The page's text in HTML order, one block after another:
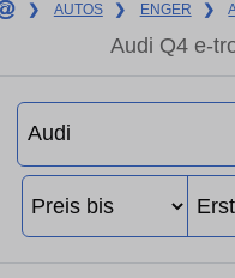
❯ AUTOS ❯ ENGER ❯
Audi Q4 e-